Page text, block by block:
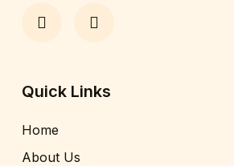
Quick Links
Home
About Us